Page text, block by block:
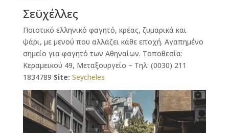
Σεϋχέλλες
Ποιοτικό ελληνικό φαγητό, κρέας, ζυμαρικά και
ψάρι, με μενού που αλλάζει κάθε εποχή. Αγαπημένο
σημείο για φαγητό των Αθηναίων. Τοποθεσία:
Κεραμεικού 49, Μεταξουργείο – Τηλ: (0030) 211
1834789 Site: Seycheles